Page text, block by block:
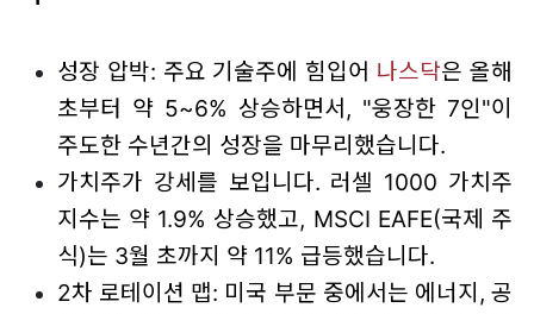
성장 압박: 주요 기술주에 힘입어 나스닥은 올해
초부터 약 5~6% 상승하면서, "웅장한 7인"이
주도한 수년간의 성장을 마무리했습니다.
가치주가 강세를 보입니다. 러셀 1000 가치주
지수는 약 1.9% 상승했고, MSCI EAFE(국제 주
식)는 3월 초까지 약 11% 급등했습니다.
2차 로테이션 맵: 미국 부문 중에서는 에너지, 공